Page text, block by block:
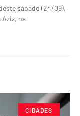
sábado (24/09),
na
CIDADES